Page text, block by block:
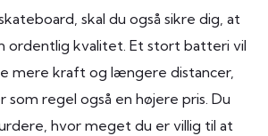
skal du også sikre dig, at
ordentlig kvalitet. Et stort batteri vil
mere kraft og længere distancer,
regel også en højere pris. Du
hvor meget du er villig til at